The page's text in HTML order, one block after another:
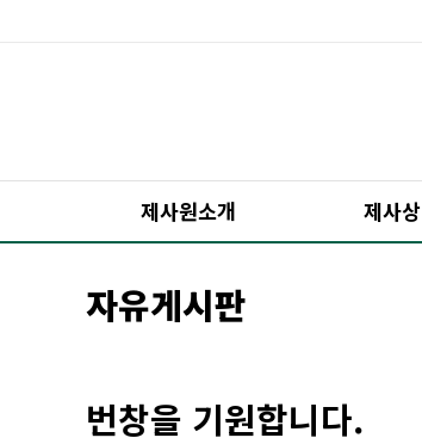
제사원소개 제사상
자유게시판
번창을 기원합니다.